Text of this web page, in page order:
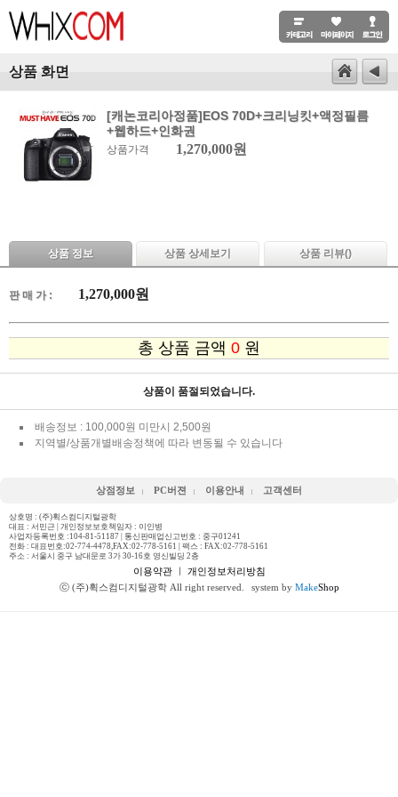
상품 화면
[캐논코리아정품]EOS 70D+크리닝킷+액정필름
+웹하드+인화권
상품가격 1,270,000원
상품 정보 상품 상세보기 상품 리뷰()
판 매 가 : 1,270,000원
총 상품 금액 0 원
상품이 품절되었습니다.
배송정보 : 100,000원 미만시 2,500원
지역별/상품개별배송정책에 따라 변동될 수 있습니다
상점정보 PC버젼 이용안내 고객센터
상호명 : (주)휙스컴디지털광학
대표 : 서민근 | 개인정보보호책임자 : 이인병
사업자등록번호 :104-81-51187 | 통신판매업신고번호 : 중구01241
전화 : 대표번호:02-774-4478,FAX:02-778-5161 | 팩스 : FAX:02-778-5161
주소 : 서울시 중구 남대문로 3가 30-16호 영신빌딩 2층
이용약관ㅣ 개인정보처리방침
ⓒ (주)휙스컴디지털광학 All right reserved.
system by MakeShop